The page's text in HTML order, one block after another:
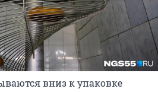
вниз к упаковке